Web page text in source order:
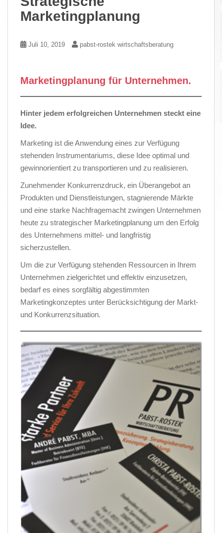
Marketingplanung
Juli 10, 2019 pabst-rostek wirtschaftsberatung
Marketingplanung für Unternehmen.
Hinter jedem erfolgreichen Unternehmen steckt eine
Idee.
Marketing ist die Anwendung eines zur Verfügung
stehenden Instrumentariums, diese Idee optimal und
gewinnorientiert zu transportieren und zu realisieren.
Zunehmender Konkurrenzdruck, ein Überangebot an
Produkten und Dienstleistungen, stagnierende Märkte
und eine starke Nachfragemacht zwingen Unternehmen
heute zu strategischer Marketingplanung um den Erfolg
des Unternehmens mittel- und langfristig
sicherzustellen.
Um die zur Verfügung stehenden Ressourcen in Ihrem
Unternehmen zielgerichtet und effektiv einzusetzen,
bedarf es eines sorgfältig abgestimmten
Marketingkonzeptes unter Berücksichtigung der Markt-
und Konkurrenzsituation.